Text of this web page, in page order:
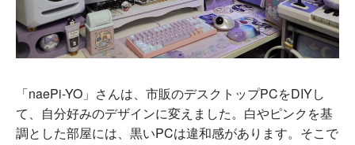
「naePi-YO」さんは、市販のデスクトップPCをDIYし
て、自分好みのデザインに変えました。白やピンクを基
調とした部屋には、黒いPCは違和感があります。そこで